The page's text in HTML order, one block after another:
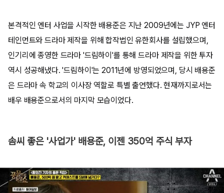
본격적인 엔터 사업을 시작한 배용준은 지난 2009년에는 JYP 엔터
테인먼트와 드라마 제작을 위해 합작법인 유한회사를 설립했으며,
인기리에 종영한 드라마 '드림하이'를 통해 드라마 제작을 위한 투자
역시 성공해냈다. '드림하이'는 2011년에 방영되었으며, 당시 배용준
은 드라마 속 학교의 이사장 역할로 특별 출연했다. 현재까지로서는
배우 배용준으로서의 마지막 모습이었다.
솜씨 좋은 '사업가' 배용준, 이젠 350억 주식 부자